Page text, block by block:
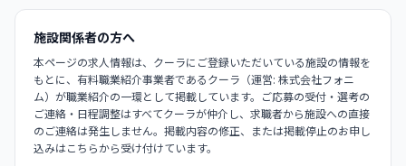
施設関係者の方へ
本ページの求人情報は、クーラにご登録いただいている施設の情報を
もとに、有料職業紹介事業者であるクーラ（運営: 株式会社フォニ
ム）が職業紹介の一環として掲載しています。ご応募の受付・選考の
ご連絡・日程調整はすべてクーラが仲介し、求職者から施設への直接
のご連絡は発生しません。掲載内容の修正、または掲載停止のお申し
込みはこちらから受け付けています。